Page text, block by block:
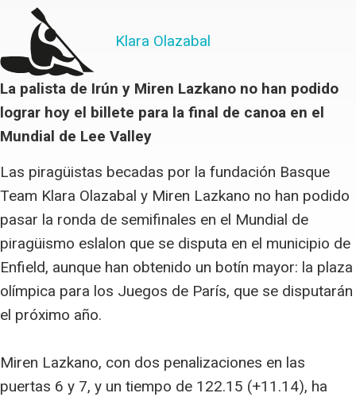
Klara Olazabal
La palista de Irún y Miren Lazkano no han podido
lograr hoy el billete para la final de canoa en el
Mundial de Lee Valley
Las piragüistas becadas por la fundación Basque
Team Klara Olazabal y Miren Lazkano no han podido
pasar la ronda de semifinales en el Mundial de
piragüismo eslalon que se disputa en el municipio de
Enfield, aunque han obtenido un botín mayor: la plaza
olímpica para los Juegos de París, que se disputarán
el próximo año.
Miren Lazkano, con dos penalizaciones en las
puertas 6 y 7, y un tiempo de 122.15 (+11.14), ha